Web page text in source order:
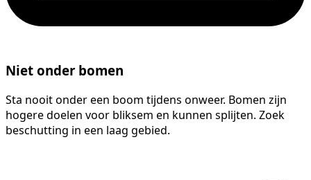
Niet onder bomen
Sta nooit onder een boom tijdens onweer. Bomen zijn
hogere doelen voor bliksem en kunnen splijten. Zoek
beschutting in een laag gebied.